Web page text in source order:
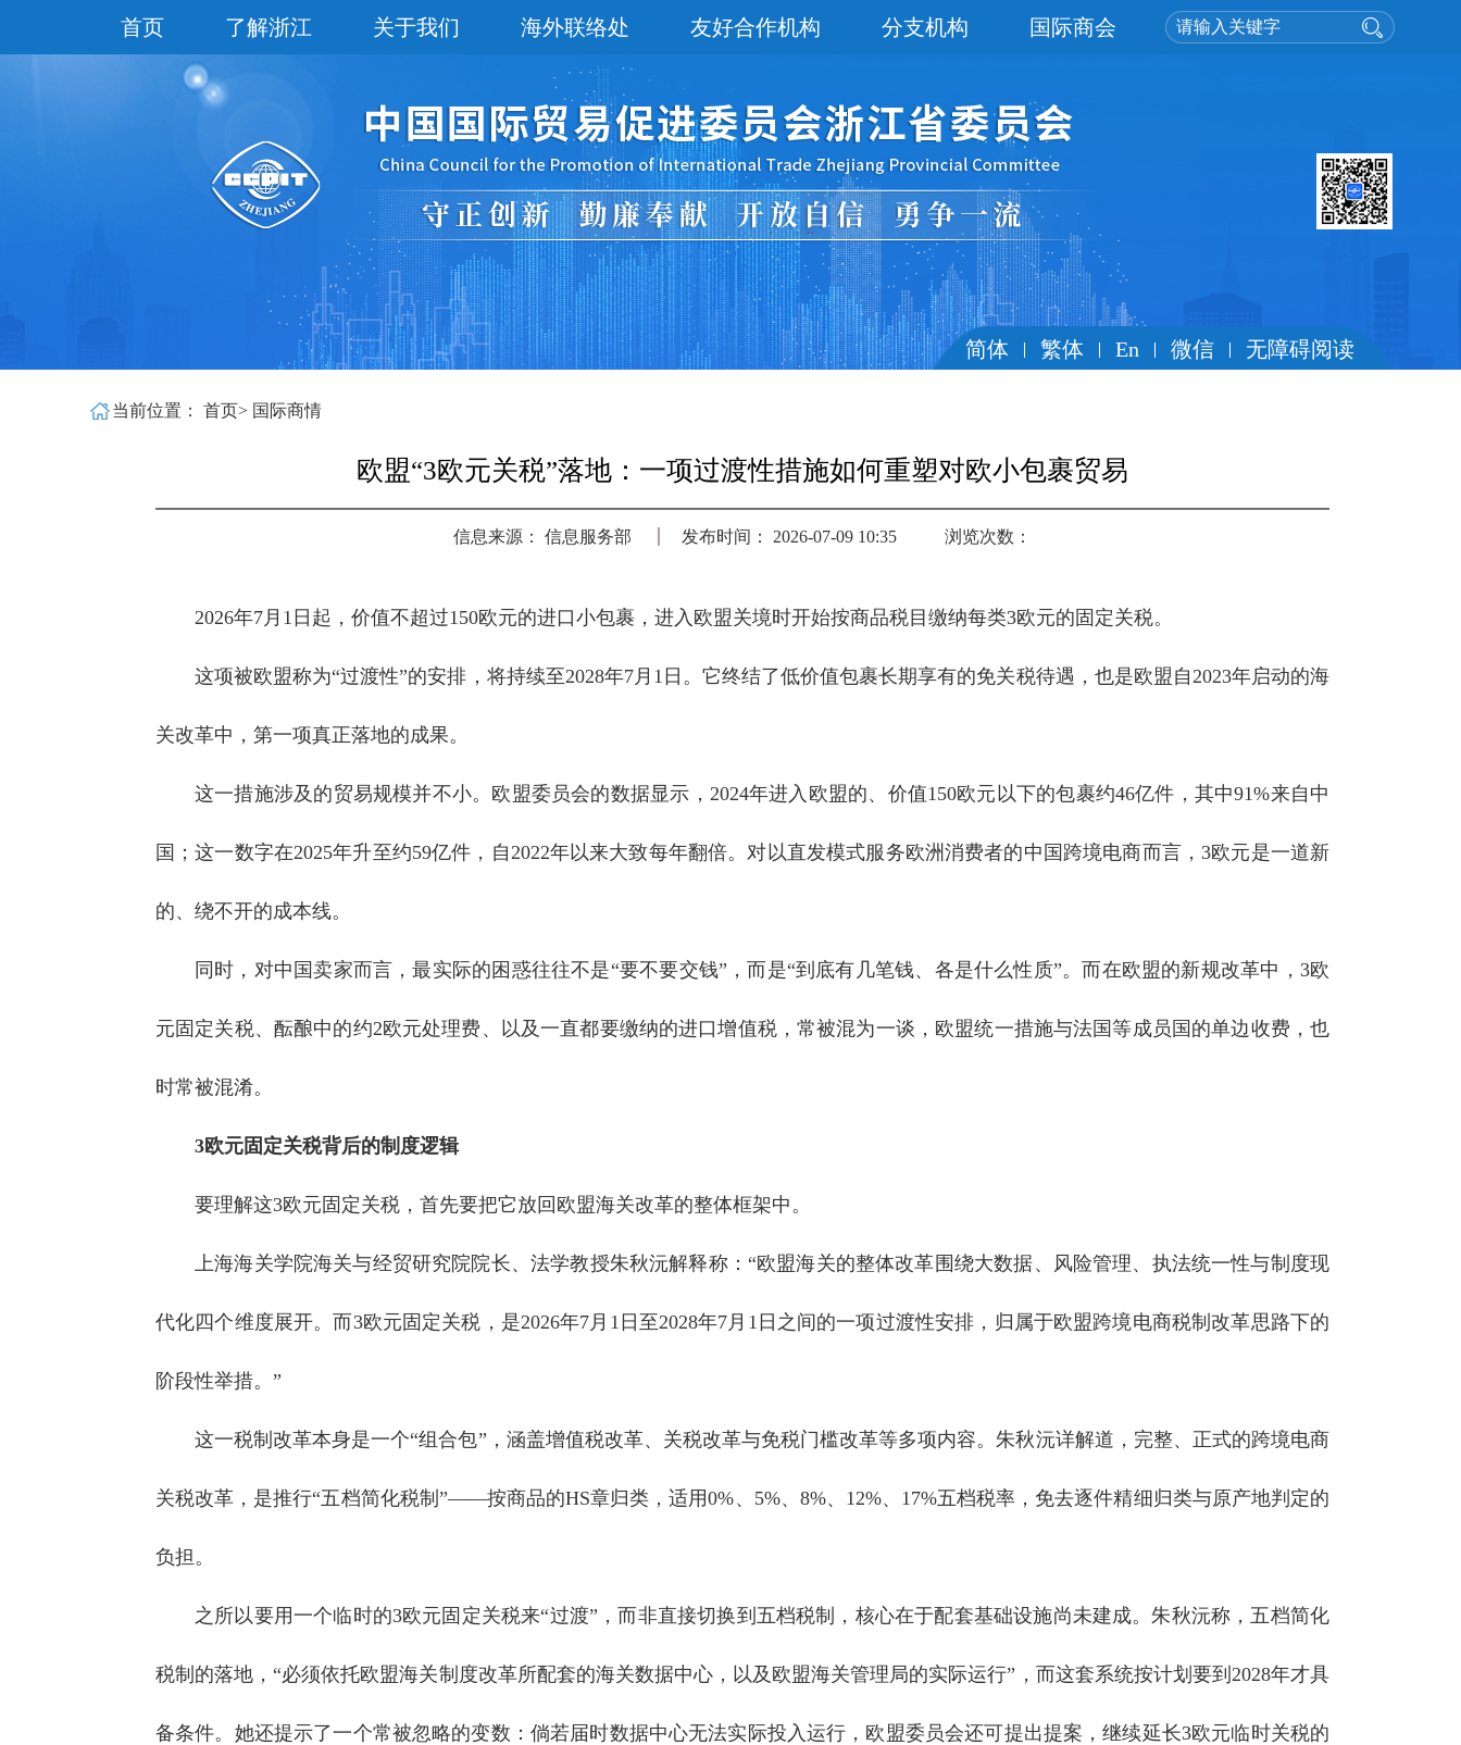
首页 了解浙江 关于我们 海外联络处 友好合作机构 分支机构 国际商会
简体 繁体 En 微信 无障碍阅读
当前位置： 首页> 国际商情
欧盟“3欧元关税”落地：一项过渡性措施如何重塑对欧小包裹贸易
信息来源： 信息服务部 发布时间： 2026-07-09 10:35 浏览次数：
2026年7月1日起，价值不超过150欧元的进口小包裹，进入欧盟关境时开始按商品税目缴纳每类3欧元的固定关税。
这项被欧盟称为“过渡性”的安排，将持续至2028年7月1日。它终结了低价值包裹长期享有的免关税待遇，也是欧盟自2023年启动的海
关改革中，第一项真正落地的成果。
这一措施涉及的贸易规模并不小。欧盟委员会的数据显示，2024年进入欧盟的、价值150欧元以下的包裹约46亿件，其中91%来自中
国；这一数字在2025年升至约59亿件，自2022年以来大致每年翻倍。对以直发模式服务欧洲消费者的中国跨境电商而言，3欧元是一道新
的、绕不开的成本线。
同时，对中国卖家而言，最实际的困惑往往不是“要不要交钱”，而是“到底有几笔钱、各是什么性质”。而在欧盟的新规改革中，3欧
元固定关税、酝酿中的约2欧元处理费、以及一直都要缴纳的进口增值税，常被混为一谈，欧盟统一措施与法国等成员国的单边收费，也
时常被混淆。
3欧元固定关税背后的制度逻辑
要理解这3欧元固定关税，首先要把它放回欧盟海关改革的整体框架中。
上海海关学院海关与经贸研究院院长、法学教授朱秋沅解释称：“欧盟海关的整体改革围绕大数据、风险管理、执法统一性与制度现
代化四个维度展开。而3欧元固定关税，是2026年7月1日至2028年7月1日之间的一项过渡性安排，归属于欧盟跨境电商税制改革思路下的
阶段性举措。”
这一税制改革本身是一个“组合包”，涵盖增值税改革、关税改革与免税门槛改革等多项内容。朱秋沅详解道，完整、正式的跨境电商
关税改革，是推行“五档简化税制”——按商品的HS章归类，适用0%、5%、8%、12%、17%五档税率，免去逐件精细归类与原产地判定的
负担。
之所以要用一个临时的3欧元固定关税来“过渡”，而非直接切换到五档税制，核心在于配套基础设施尚未建成。朱秋沅称，五档简化
税制的落地，“必须依托欧盟海关制度改革所配套的海关数据中心，以及欧盟海关管理局的实际运行”，而这套系统按计划要到2028年才具
备条件。她还提示了一个常被忽略的变数：倘若届时数据中心无法实际投入运行，欧盟委员会还可提出提案，继续延长3欧元临时关税的